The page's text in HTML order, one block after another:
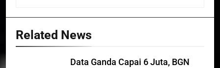
Related News
Data Ganda Capai 6 Juta, BGN